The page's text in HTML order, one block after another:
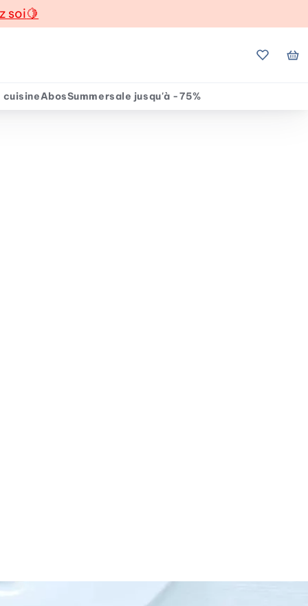
soi🍋
Mes
cuisineAbosSummersale jusqu'à -75%